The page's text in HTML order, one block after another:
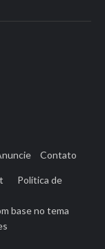
Contato
Política de
base no tema